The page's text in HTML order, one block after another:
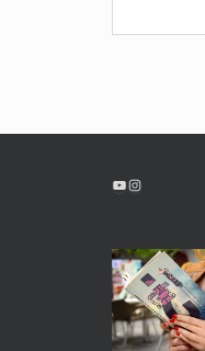
YouTube
Instagram